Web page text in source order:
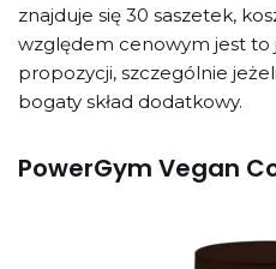
znajduje się 30 saszetek,
względem cenowym jest to
propozycji, szczególnie
bogaty skład dodatkowy.
PowerGym Vegan